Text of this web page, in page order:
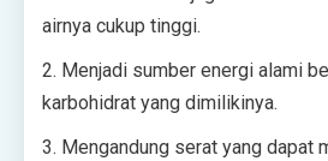
airnya cukup tinggi.
2. Menjadi sumber energi alami
karbohidrat yang dimilikinya.
3. Mengandung serat yang dapat